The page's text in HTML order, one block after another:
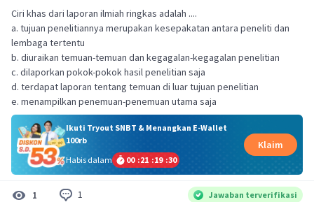
Ciri khas dari laporan ilmiah ringkas adalah ....
a. tujuan penelitiannya merupakan kesepakatan antara peneliti dan
lembaga tertentu
b. diuraikan temuan-temuan dan kegagalan-kegagalan penelitian
c. dilaporkan pokok-pokok hasil penelitian saja
d. terdapat laporan tentang temuan di luar tujuan penelitian
e. menampilkan penemuan-penemuan utama saja
Ikuti Tryout SNBT & Menangkan E-Wallet
100rb
Habis dalam
00 :21 :19 :29
Klaim
1 1 Jawaban terverifikasi